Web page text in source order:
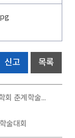
신고 목록
SoLA 2025 한국지질•동맥경화학회 춘계학술대회
술대회